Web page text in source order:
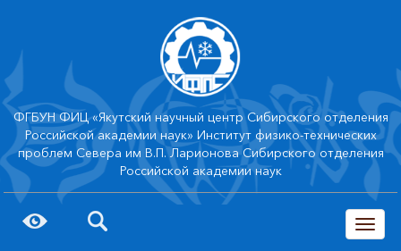
ФГБУН ФИЦ «Якутский научный центр Сибирского отделения
Российской академии наук» Институт физико-технических
проблем Севера им В.П. Ларионова Сибирского отделения
Российской академии наук
trk